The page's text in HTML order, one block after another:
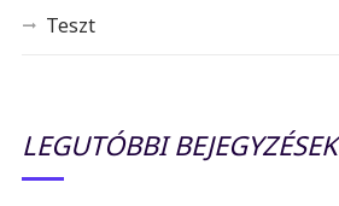
Teszt
LEGUTÓBBI BEJEGYZÉSEK